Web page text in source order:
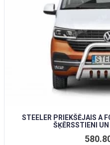
STEELER PRIEKŠĒJAIS A
ŠĶĒRSSTIENI